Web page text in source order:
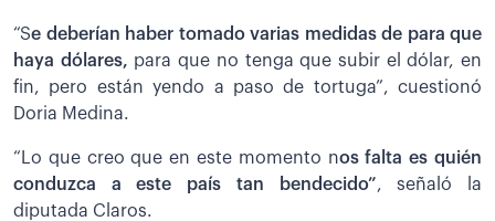
“Se deberían haber tomado varias medidas de para que
haya dólares, para que no tenga que subir el dólar, en
fin, pero están yendo a paso de tortuga”, cuestionó
Doria Medina.
“Lo que creo que en este momento nos falta es quién
conduzca a este país tan bendecido”, señaló la
diputada Claros.